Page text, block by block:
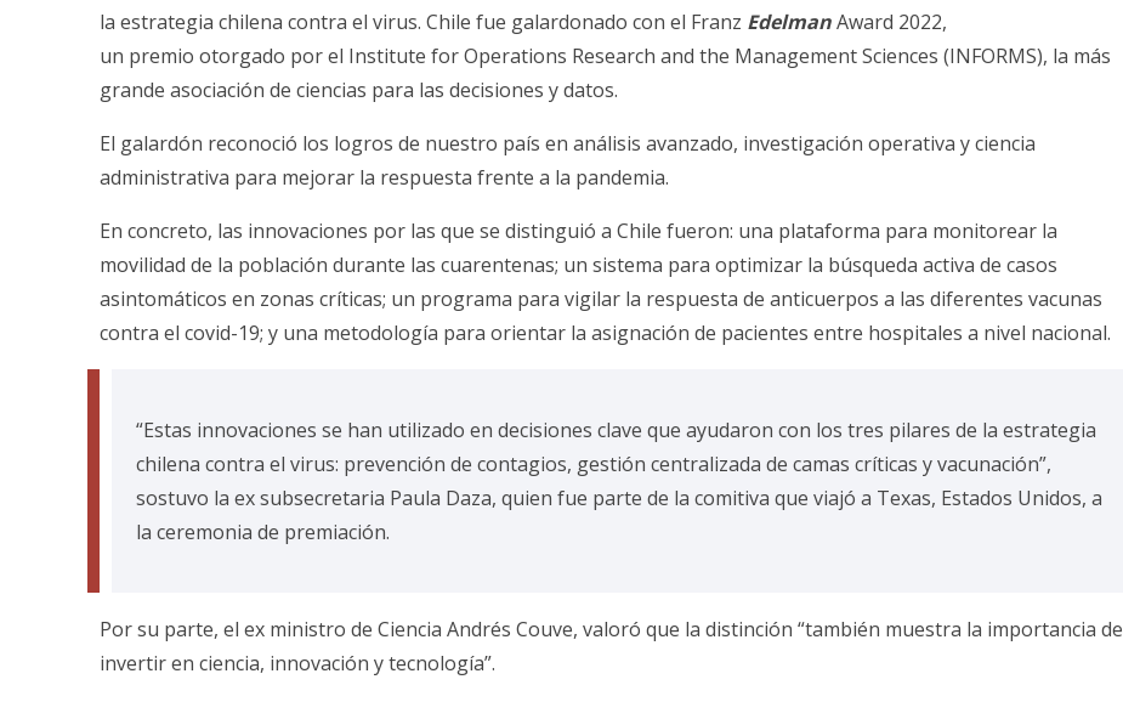
la estrategia chilena contra el virus. Chile fue galardonado con el Franz EdelmanAward 2022,
un premio otorgado por el Institute for Operations Research and the Management Sciences (INFORMS), la más
grande asociación de ciencias para las decisiones y datos.
El galardón reconoció los logros de nuestro país en análisis avanzado, investigación operativa y ciencia
administrativa para mejorar la respuesta frente a la pandemia.
En concreto, las innovaciones por las que se distinguió a Chile fueron: una plataforma para monitorear la
movilidad de la población durante las cuarentenas; un sistema para optimizar la búsqueda activa de casos
asintomáticos en zonas críticas; un programa para vigilar la respuesta de anticuerpos a las diferentes vacunas
contra el covid-19; y una metodología para orientar la asignación de pacientes entre hospitales a nivel nacional.
“Estas innovaciones se han utilizado en decisiones clave que ayudaron con los tres pilares de la estrategia
chilena contra el virus: prevención de contagios, gestión centralizada de camas críticas y vacunación”,
sostuvo la ex subsecretaria Paula Daza, quien fue parte de la comitiva que viajó a Texas, Estados Unidos, a
la ceremonia de premiación.
Por su parte, el ex ministro de Ciencia Andrés Couve, valoró que la distinción “también muestra la importancia de
invertir en ciencia, innovación y tecnología”.